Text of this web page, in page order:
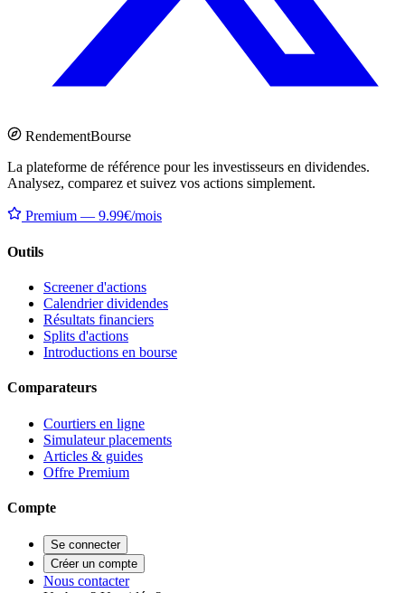
RendementBourse
La plateforme de référence pour les investisseurs en dividendes.
Analysez, comparez et suivez vos actions simplement.
Premium — 9.99€/mois
Outils
Screener d'actions
Calendrier dividendes
Résultats financiers
Splits d'actions
Introductions en bourse
Comparateurs
Courtiers en ligne
Simulateur placements
Articles & guides
Offre Premium
Compte
Se connecter
Créer un compte
Nous contacter